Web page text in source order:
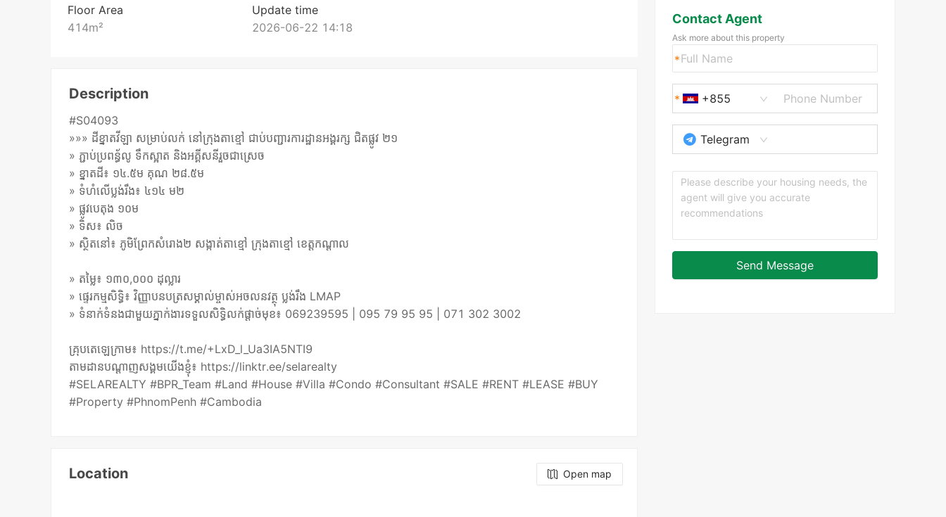
Contact Agent
Ask more about this property
+855
Telegram
Send Message
Floor Area
414m²
Update time
2026-06-22 14:18
Description
#S04093
»»» ដីខ្នាតវីឡា សម្រាប់លក់ នៅក្រុងតាខ្មៅ ជាប់បញ្ជារការដ្ឋានអង្គរក្ស ជិតផ្លូវ ២១
» ភ្ជាប់ប្រពន្ធ័លូ ទឹកស្អាត និងអគ្គីសនីរួចជាស្រេច
» ខ្នាតដី៖ ១៤.៥ម គុណ ២៨.៥ម
» ទំហំលើប្លង់រឹង៖ ៤១៤ ម២
» ផ្លូវបេតុង ១០ម
» ទិស៖ លិច
» ស្ថិតនៅ៖ ភូមិព្រែកសំរោង២ សង្កាត់តាខ្មៅ ក្រុងតាខ្មៅ ខេត្តកណ្តាល
» តម្លៃ៖ ១៣០,០០០ ដុល្លារ
» ផ្ទេរកម្មសិទ្ធិ៖ វិញ្ញាបនបត្រសម្គាល់ម្ចាស់អចលនវត្ថុ ប្លង់រឹង LMAP
» ទំនាក់ទំនងជាមួយភ្នាក់ងារទទួលសិទ្ធិលក់ផ្តាច់មុខ៖ 069239595 | 095 79 95 95 | 071 302 3002
គ្រុបតេឡេក្រាម៖ https://t.me/+LxD_l_Ua3IA5NTI9
តាមដានបណ្តាញសង្គមយើងខ្ញុំ៖ https://linktr.ee/selarealty
#SELAREALTY #BPR_Team #Land #House #Villa #Condo #Consultant #SALE #RENT #LEASE #BUY
#Property #PhnomPenh #Cambodia
Location Open map